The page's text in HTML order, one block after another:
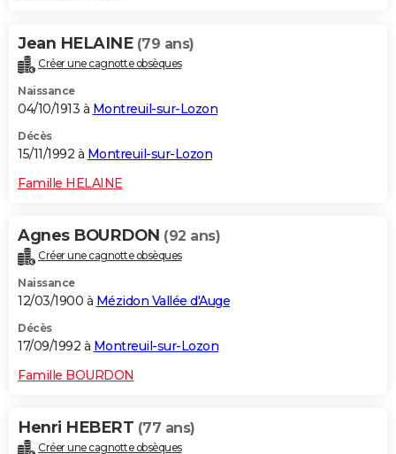
Jean HELAINE (79 ans)
Créer une cagnotte obsèques
Naissance
04/10/1913 à Montreuil-sur-Lozon
Décès
15/11/1992 à Montreuil-sur-Lozon
Famille HELAINE
Agnes BOURDON (92 ans)
Créer une cagnotte obsèques
Naissance
12/03/1900 à Mézidon Vallée d'Auge
Décès
17/09/1992 à Montreuil-sur-Lozon
Famille BOURDON
Henri HEBERT (77 ans)
Créer une cagnotte obsèques